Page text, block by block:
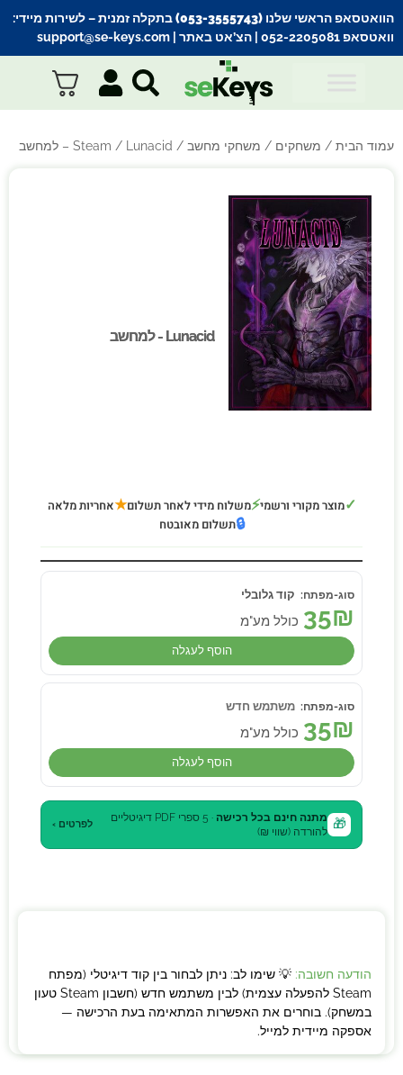
הוואטסאפ הראשי שלנו (053-3555743) בתקלה זמנית
– לשירות מיידי:
וואטסאפ 052-2205081
| הצ’אט באתר | support@se-keys.com
עמוד הבית / משחקים / משחקי מחשב /
Steam / Lunacid – למחשב
Lunacid - למחשב
Lunacid - למחשב
✓מוצר מקורי ורשמי⚡משלוח מידי לאחר תשלום★אחריות מלאה
🔒תשלום מאובטח
קוד גלובלי
35₪ כולל מע"מ
הוסף לעגלה
משתמש חדש
35₪ כולל מע"מ
הוסף לעגלה
🎁 מתנה חינם בכל רכישה
· 5 ספרי PDF דיגיטליים
להורדה (שווי ₪)
לפרטים ›
הודעה חשובה: 💡 שימו לב: ניתן לבחור בין קוד דיגיטלי (מפתח
Steam להפעלה עצמית) לבין משתמש חדש (חשבון Steam טעון
במשחק). בוחרים את האפשרות המתאימה בעת הרכישה —
אספקה מיידית למייל.